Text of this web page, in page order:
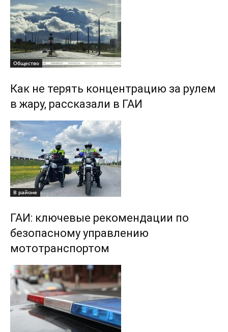
Общество
Как не терять концентрацию за рулем
в жару, рассказали в ГАИ
В районе
ГАИ: ключевые рекомендации по
безопасному управлению
мототранспортом